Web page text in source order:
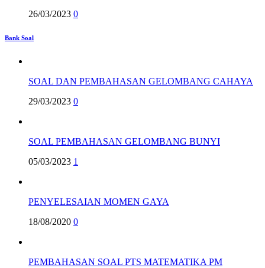
26/03/2023 0
Bank Soal
SOAL DAN PEMBAHASAN GELOMBANG CAHAYA
29/03/2023 0
SOAL PEMBAHASAN GELOMBANG BUNYI
05/03/2023 1
PENYELESAIAN MOMEN GAYA
18/08/2020 0
PEMBAHASAN SOAL PTS MATEMATIKA PM